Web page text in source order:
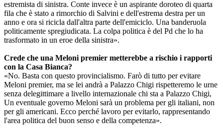
estremista di sinistra. Conte invece è un aspirante doroteo di quarta
fila che è stato a rimorchio di Salvini e dell'estrema destra per un
anno e ora si ricicla dall'altra parte dell'emiciclo. Una banderuola
politicamente spregiudicata. La colpa politica è del Pd che lo ha
trasformato in un eroe della sinistra».
Crede che una Meloni premier metterebbe a rischio i rapporti
con la Casa Bianca?
«No. Basta con questo provincialismo. Farò di tutto per evitare
Meloni premier, ma se lei andrà a Palazzo Chigi rispetteremo le urne
senza delegittimare a livello internazionale chi sta a Palazzo Chigi,
Un eventuale governo Meloni sarà un problema per gli italiani, non
per gli americani. Ecco perché lavoro per evitarlo, rappresentando
l'area politica del buon senso e della competenza».